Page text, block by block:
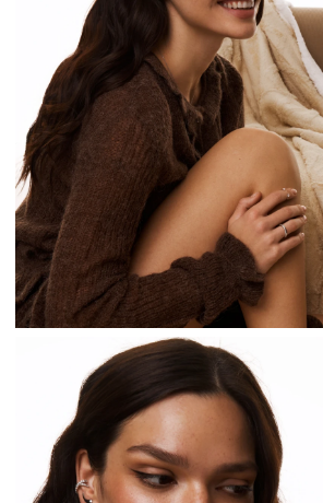
Двойной серебряный
кафф с фианитами
9 200 ₽
Серебряные
пусеты с
двух цветов
параиба
10 920 ₽
-30%
Серебряное
разомкнутое кольцо с
дорожкой белых
фианитов и параиба
10 780 ₽